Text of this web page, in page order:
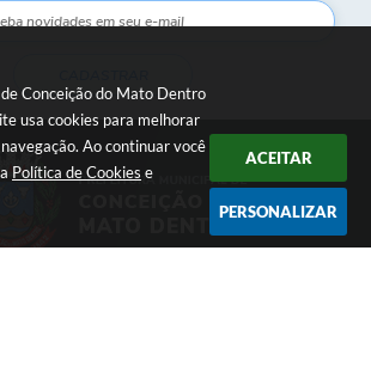
Conceição do Mato Dentro
usa cookies para melhorar
Ao continuar você
Política de Cookies e
ACEITAR
PERSONALIZAR